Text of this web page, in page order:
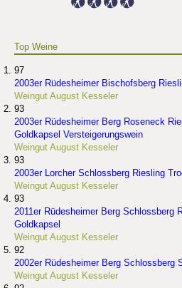
Top Weine
97
2003er Rüdesheimer Bischofsberg
Weingut August Kesseler
93
2003er Rüdesheimer Berg Roseneck
Goldkapsel Versteigerungswein
Weingut August Kesseler
93
2003er Lorcher Schlossberg Riesling
Weingut August Kesseler
93
2011er Rüdesheimer Berg Schlossberg
Goldkapsel
Weingut August Kesseler
92
2002er Rüdesheimer Berg Schlossberg
Weingut August Kesseler